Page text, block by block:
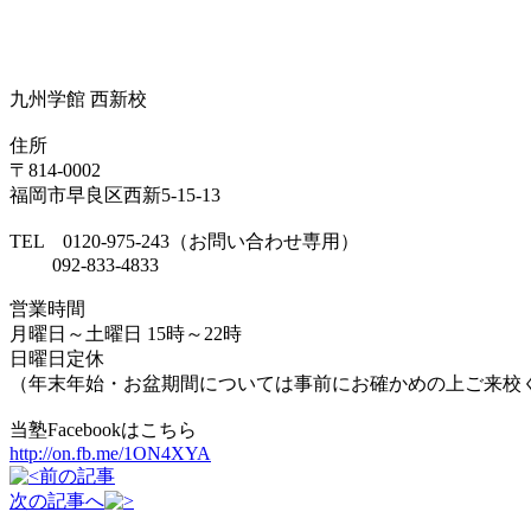
九州学館 西新校
住所
〒814-0002
福岡市早良区西新5-15-13
TEL 0120-975-243（お問い合わせ専用）
092-833-4833
営業時間
月曜日～土曜日 15時～22時
日曜日定休
（年末年始・お盆期間については事前にお確かめの上ご来校
当塾Facebookはこちら
http://on.fb.me/1ON4XYA
前の記事
次の記事へ